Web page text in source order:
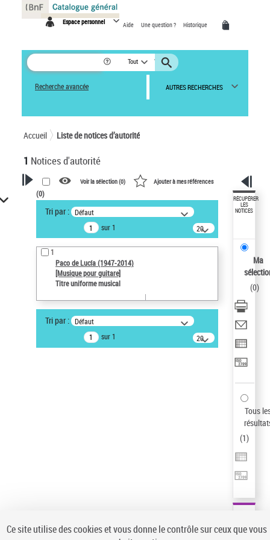
Espace personnel Aide Une question ? Historique
Tout
Recherche avancée AUTRES RECHERCHES
Accueil Liste de notices d’autorité
1 Notices d'autorité
VOTRE RECHERCHE
Recherche avancée dans les
notices d’autorité
Œuvres liées à l'auteur :
Paco de Lucía (1947-2014)
Type de notice d'autorité
Pays
ne s'applique pas
Voir la sélection (0) Ajouter à mes références
(0)
Tri par : Défaut
sur 1
20
résultats/page
1
Paco de Lucía (1947-2014)
[Musique pour guitare]
Titre uniforme musical
Tri par : Défaut
sur 1
20
résultats/page
RÉCUPÉRER
LES
NOTICES
Ma
(0)
Tous
(1)
Panneau de gestion des cookies
Ce site utilise des cookies et vous donne le contrôle sur ceux que vous